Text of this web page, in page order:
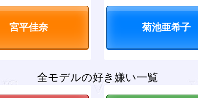
全モデルの好き嫌い一覧